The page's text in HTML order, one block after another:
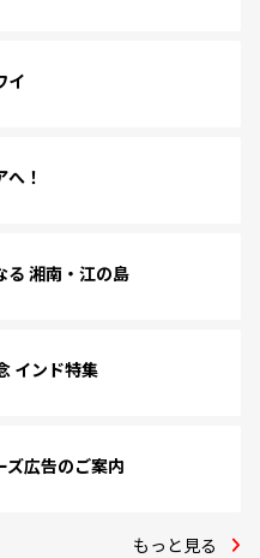
イ
！
る 湘南・江の島
インド特集
ズ広告のご案内
もっと見る